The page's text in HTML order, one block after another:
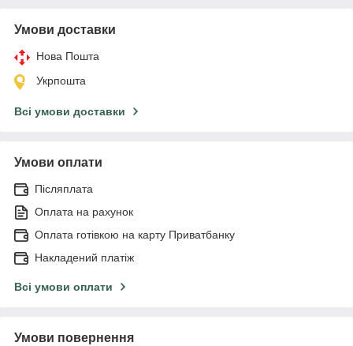
Умови доставки
Нова Пошта
Укрпошта
Всі умови доставки
Умови оплати
Післяплата
Оплата на рахунок
Оплата готівкою на карту Приватбанку
Накладений платіж
Всі умови оплати
Умови повернення